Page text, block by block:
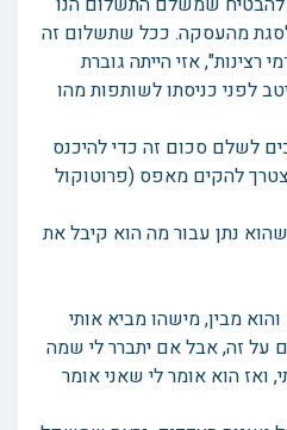
לסגת מהעסקה. ככל שתשלום זה
רצינות", אזי הייתה גוברת
לפני כניסתו לשותפות מהו
לשלם סכום זה כדי להיכנס
להקים מאפס (פרוטוקול
נתן עבור מה הוא קיבל את
מבין, מישהו מביא אותי
על זה, אבל אם יתברר לי שמה
הוא אומר לי שאני אומר